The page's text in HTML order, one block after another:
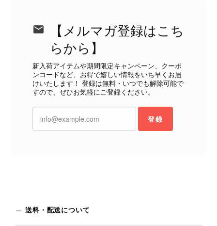
し、全スタッフで共有してまいりま
す。 オンラインでも安心して商品を
お選びいただけるよう、より正確な状
態確認とご案内に努めてまいります。
2026/07/30
商品を無事にお受け取りいただき、ま
【メルマガ登録はこち
らから】
新入荷アイテムや期間限定キャンペーン、クーポ
ンコードなど、お得で嬉しい情報をいち早くお届
けいたします！ 登録は無料・いつでも解除可能で
すので、ぜひお気軽にご登録ください。
登録
送料・配送について